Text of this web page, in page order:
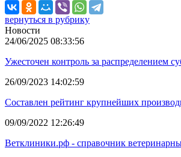
вернуться в рубрику
Новости
24/06/2025 08:33:56
Ужесточен контроль за распределением
26/09/2023 14:02:59
Составлен рейтинг крупнейших
09/09/2022 12:26:49
Ветклиники.рф - справочник